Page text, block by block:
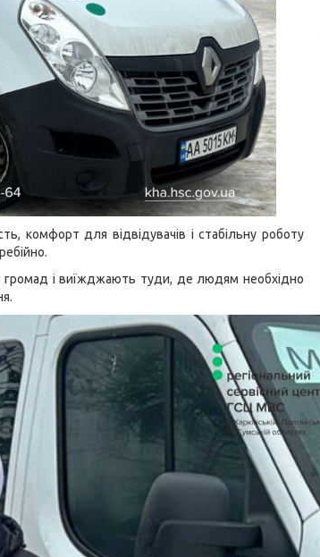
комфорт для відвідувачів і стабільну роботу
громад і виїжджають туди, де людям необхідно